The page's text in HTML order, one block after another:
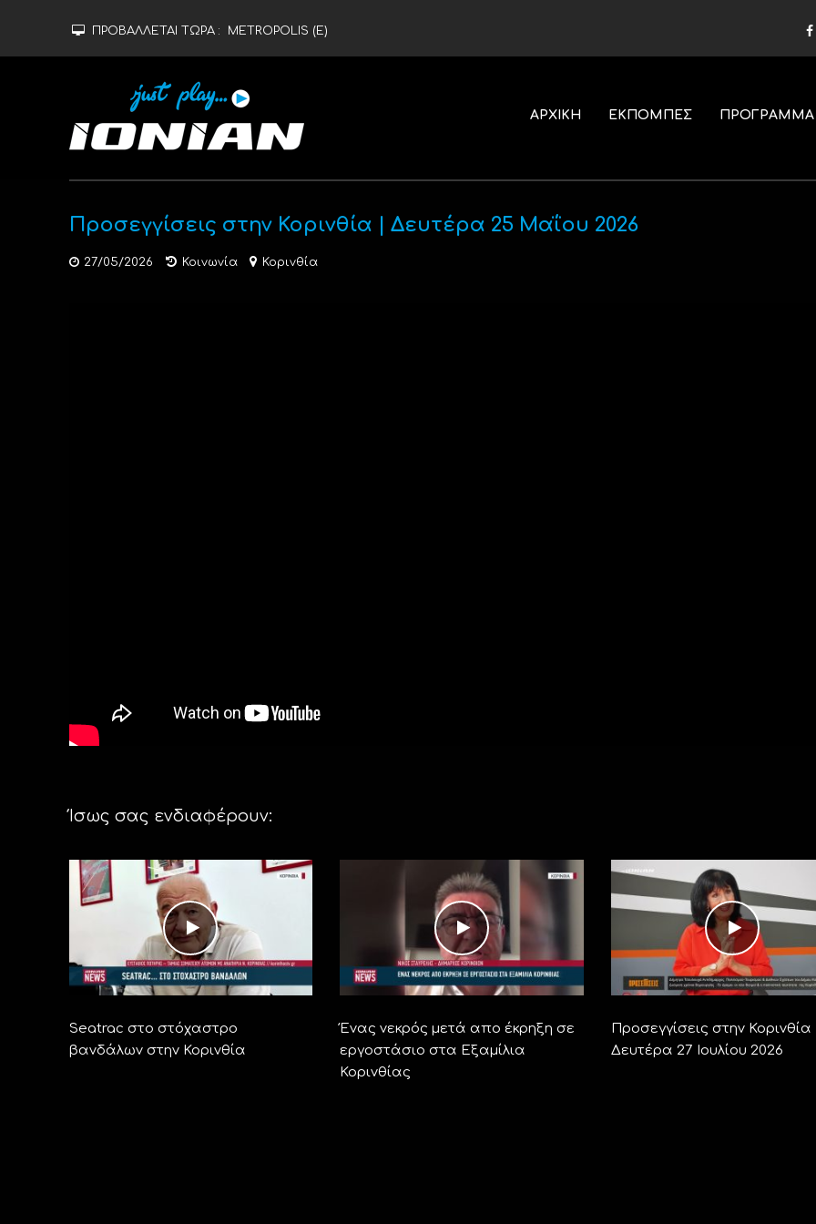
ΠΡΟΒΑΛΛΕΤΑΙ ΤΩΡΑ : METROPOLIS (Ε)
ΑΡΧΙΚΗ ΕΚΠΟΜΠΕΣ ΠΡΟΓΡΑΜΜΑ
Προσεγγίσεις στην Κορινθία | Δευτέρα 25 Μαΐου 2026
27/05/2026 Κοινωνία Κορινθία
Ίσως σας ενδιαφέρουν:
Seatrac στο στόχαστρο
βανδάλων στην Κορινθία
Ένας νεκρός μετά απο έκρηξη σε
εργοστάσιο στα Εξαμίλια
Κορινθίας
Προσεγγίσεις στην Κορινθία
Δευτέρα 27 Ιουλίου 2026